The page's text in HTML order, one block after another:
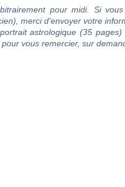
pour midi. Si
merci d'envoyer votre
astrologique (35
vous remercier, sur